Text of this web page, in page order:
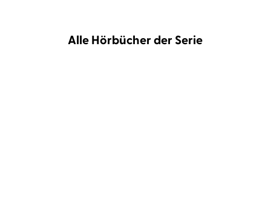
Alle Hörbücher der Serie